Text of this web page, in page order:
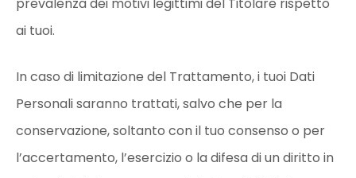
ai tuoi.
In caso di limitazione del Trattamento, i tuoi Dati
Personali saranno trattati, salvo che per la
conservazione, soltanto con il tuo consenso o per
l’accertamento, l’esercizio o la difesa di un diritto in